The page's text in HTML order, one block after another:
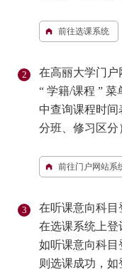
前往选课系统
在高丽大学门户
“ 学籍/课程 ” 菜
中查询课程时间
分班、修习区分
前往门户网站系
在听课意向科目
在选课系统上登
如听课意向科目
则选课成功，如